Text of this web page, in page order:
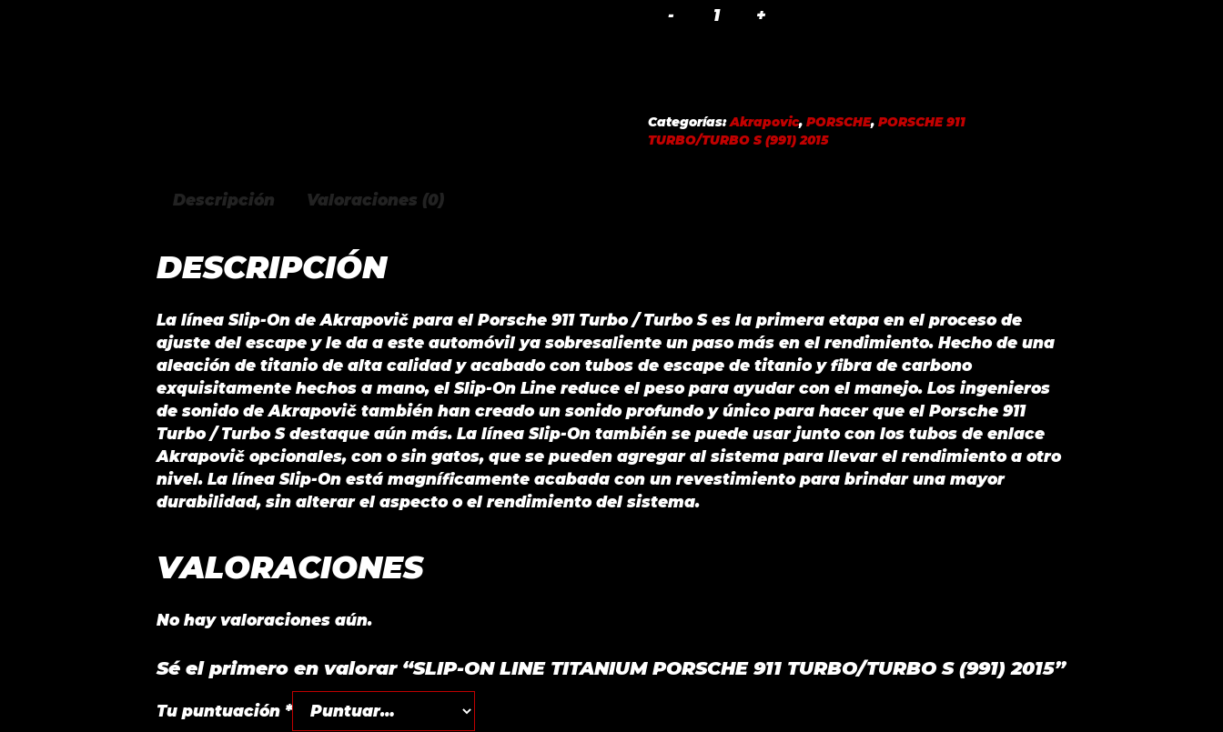
PORSCHE
911
Categorías:Akrapovic, PORSCHE, PORSCHE 911
TURBO/TURBO S (991) 2015
Descripción Valoraciones (0)
DESCRIPCIÓN
La línea Slip-On de Akrapovič para el Porsche 911 Turbo / Turbo S es la primera etapa en el proceso de
ajuste del escape y le da a este automóvil ya sobresaliente un paso más en el rendimiento. Hecho de una
aleación de titanio de alta calidad y acabado con tubos de escape de titanio y fibra de carbono
exquisitamente hechos a mano, el Slip-On Line reduce el peso para ayudar con el manejo. Los ingenieros
de sonido de Akrapovič también han creado un sonido profundo y único para hacer que el Porsche 911
Turbo / Turbo S destaque aún más. La línea Slip-On también se puede usar junto con los tubos de enlace
Akrapovič opcionales, con o sin gatos, que se pueden agregar al sistema para llevar el rendimiento a otro
nivel. La línea Slip-On está magníficamente acabada con un revestimiento para brindar una mayor
durabilidad, sin alterar el aspecto o el rendimiento del sistema.
VALORACIONES
No hay valoraciones aún.
Sé el primero en valorar “SLIP-ON LINE TITANIUM PORSCHE 911 TURBO/TURBO S (991) 2015”
Tu puntuación *